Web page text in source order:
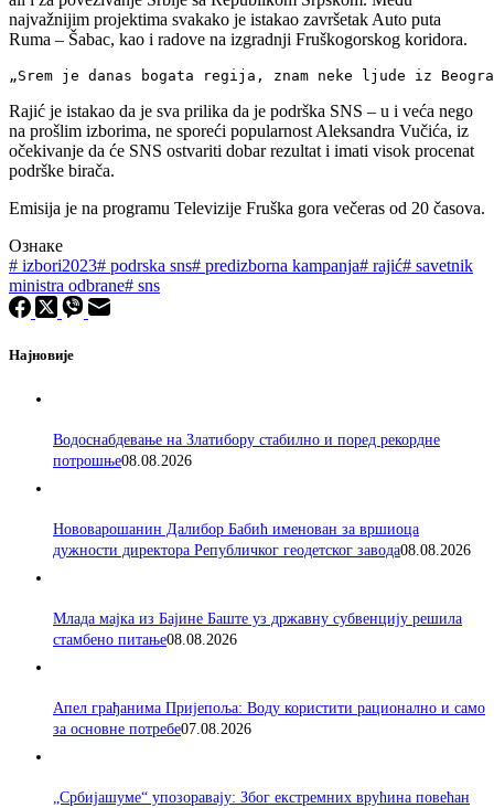
najvažnijim projektima svakako je istakao završetak Auto puta
Ruma – Šabac, kao i radove na izgradnji Fruškogorskog koridora.
„Srem je danas bogata regija, znam neke ljude iz
Rajić je istakao da je sva prilika da je podrška SNS – u i veća nego
na prošlim izborima, ne sporeći popularnost Aleksandra Vučića, iz
očekivanje da će SNS ostvariti dobar rezultat i imati visok procenat
podrške birača.
Emisija je na programu Televizije Fruška gora večeras od 20 časova.
Ознаке
# izbori2023# podrska sns# predizborna kampanja# rajić# savetnik
ministra odbrane# sns
Најновије
Водоснабдевање на Златибору стабилно и поред рекордне
потрошње08.08.2026
Нововарошанин Далибор Бабић именован за вршиоца
дужности директора Републичког геодетског завода08.08.2026
Млада мајка из Бајине Баште уз државну субвенцију решила
стамбено питање08.08.2026
Апел грађанима Пријепоља: Воду користити рационално и само
за основне потребе07.08.2026
„Србијашуме“ упозоравају: Због екстремних врућина повећан